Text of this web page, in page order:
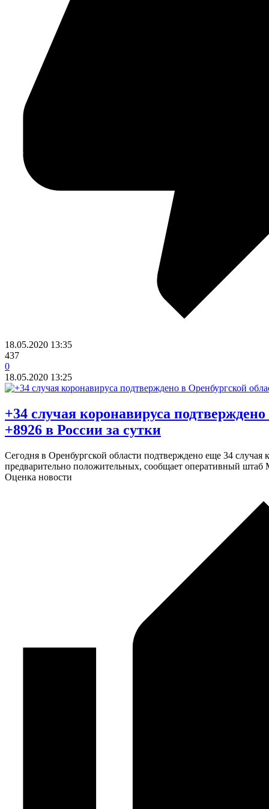
18.05.2020 13:35
437
0
18.05.2020 13:25
​+34 случая коронавируса
+8926 в России за сутки
Сегодня в Оренбургской области подтверждено еще 34
предварительно положительных, сообщает оперативный штаб
Оценка новости